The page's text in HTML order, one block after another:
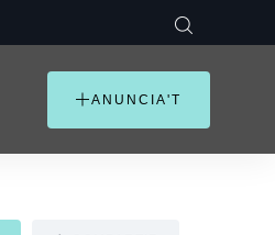
ANUNCIA'T